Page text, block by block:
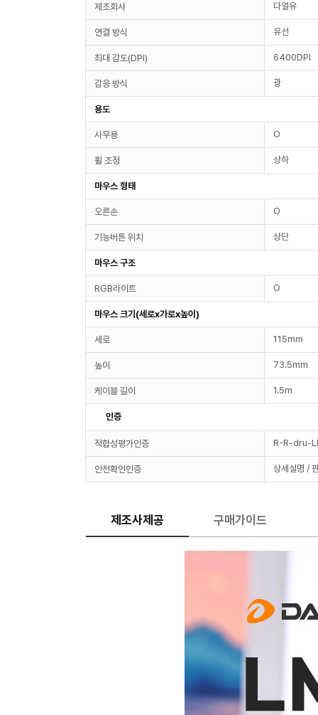
제조회사 다얼유
연결 방식 유선
최대 감도(DPI) 6400DPI
감응 방식 광
용도
사무용 O
휠 조정 상하
마우스 형태
오른손 O
기능버튼 위치 상단
마우스 구조
RGB라이트 O
마우스 크기(세로x가로x높이)
세로 115mm
높이 73.5mm
케이블 길이 1.5m
인증
적합성평가인증 R-R-dru-
안전확인인증 상세설명 /
제조사제공 구매가이드